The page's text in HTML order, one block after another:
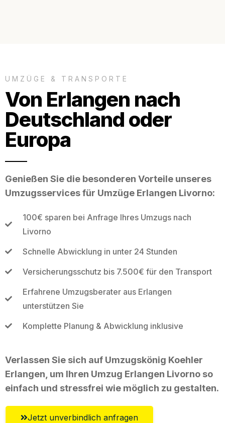
UMZÜGE & TRANSPORTE
Von Erlangen nach
Deutschland oder
Europa
Genießen Sie die besonderen Vorteile unseres
Umzugsservices für Umzüge Erlangen Livorno:
100€ sparen bei Anfrage Ihres Umzugs nach
Livorno
Schnelle Abwicklung in unter 24 Stunden
Versicherungsschutz bis 7.500€ für den Transport
Erfahrene Umzugsberater aus Erlangen
unterstützen Sie
Komplette Planung & Abwicklung inklusive
Verlassen Sie sich auf Umzugskönig Koehler
Erlangen, um Ihren Umzug Erlangen Livorno so
einfach und stressfrei wie möglich zu gestalten.
Jetzt unverbindlich anfragen